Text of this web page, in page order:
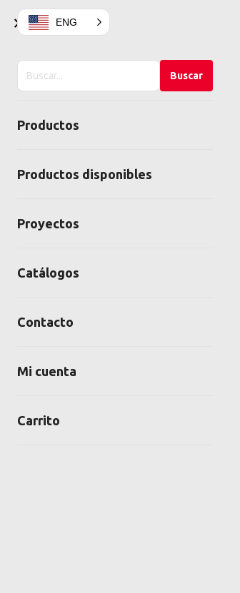
Productos
Lucendi
×
Buscar
en
Buscar
Productos
Productos disponibles
Proyectos
Catálogos
Contacto
Mi cuenta
Carrito
ENG